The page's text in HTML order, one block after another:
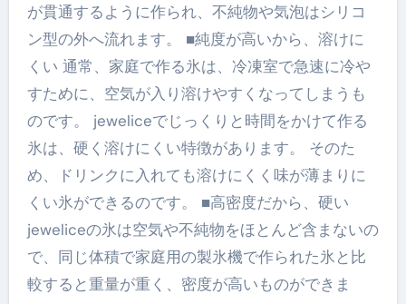
が貫通するように作られ、不純物や気泡はシリコ
ン型の外へ流れます。 ■純度が高いから、溶けに
くい 通常、家庭で作る氷は、冷凍室で急速に冷や
すために、空気が入り溶けやすくなってしまうも
のです。 jeweliceでじっくりと時間をかけて作る
氷は、硬く溶けにくい特徴があります。 そのた
め、ドリンクに入れても溶けにくく味が薄まりに
くい氷ができるのです。 ■高密度だから、硬い
jeweliceの氷は空気や不純物をほとんど含まないの
で、同じ体積で家庭用の製氷機で作られた氷と比
較すると重量が重く、密度が高いものができま